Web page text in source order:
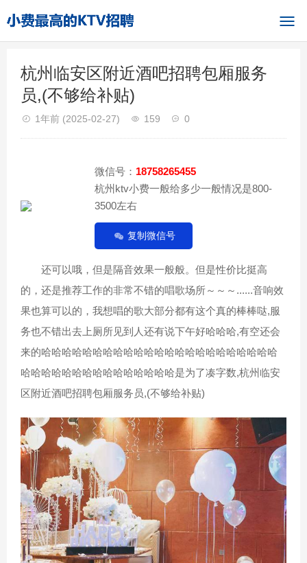
杭州临安区附近酒吧招聘包厢服务
员,(不够给补贴)
1年前 (2025-02-27) 159 0
微信号： 18758265455
杭州ktv小费一般给多少一般情况是800-
3500左右
复制微信号
还可以哦，但是隔音效果一般般。但是性价比挺高
的，还是推荐工作的非常不错的唱歌场所～～～......音响效
果也算可以的，我想唱的歌大部分都有这个真的棒棒哒,服
务也不错出去上厕所见到人还有说下午好哈哈哈,有空还会
来的哈哈哈哈哈哈哈哈哈哈哈哈哈哈哈哈哈哈哈哈哈哈哈
哈哈哈哈哈哈哈哈哈哈哈哈哈哈哈是为了凑字数,杭州临安
区附近酒吧招聘包厢服务员,(不够给补贴)